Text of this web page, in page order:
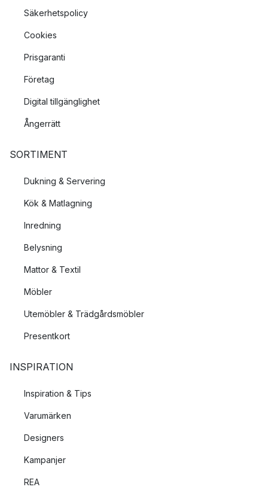
Säkerhetspolicy
Cookies
Prisgaranti
Företag
Digital tillgänglighet
Ångerrätt
SORTIMENT
Dukning & Servering
Kök & Matlagning
Inredning
Belysning
Mattor & Textil
Möbler
Utemöbler & Trädgårdsmöbler
Presentkort
INSPIRATION
Inspiration & Tips
Varumärken
Designers
Kampanjer
REA